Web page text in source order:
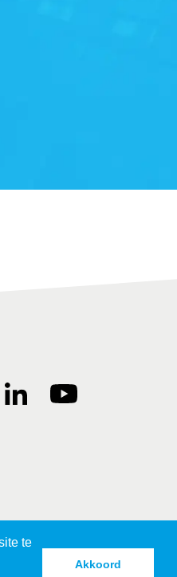
te
Akkoord